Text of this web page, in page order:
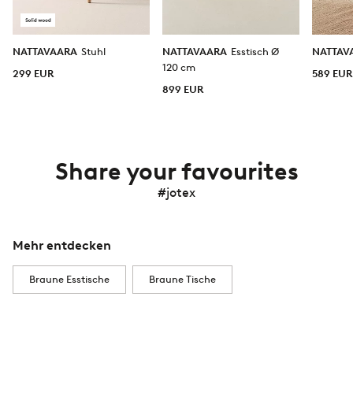
NATTAVAARA Stuhl
299 EUR
NATTAVAARA Esstisch Ø
120 cm
899 EUR
589 EUR
Share your favourites
#jotex
Mehr entdecken
Braune Esstische Braune Tische